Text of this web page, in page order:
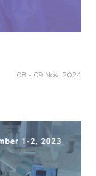
08 - 09 Nov, 2024